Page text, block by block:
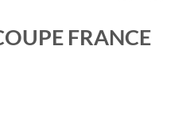
FRANCE